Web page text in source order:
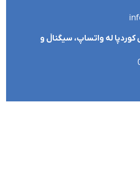
کوردپا لە واتساپ، سیگناڵ و